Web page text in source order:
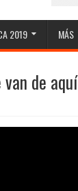
2019 MÁS
de aquí